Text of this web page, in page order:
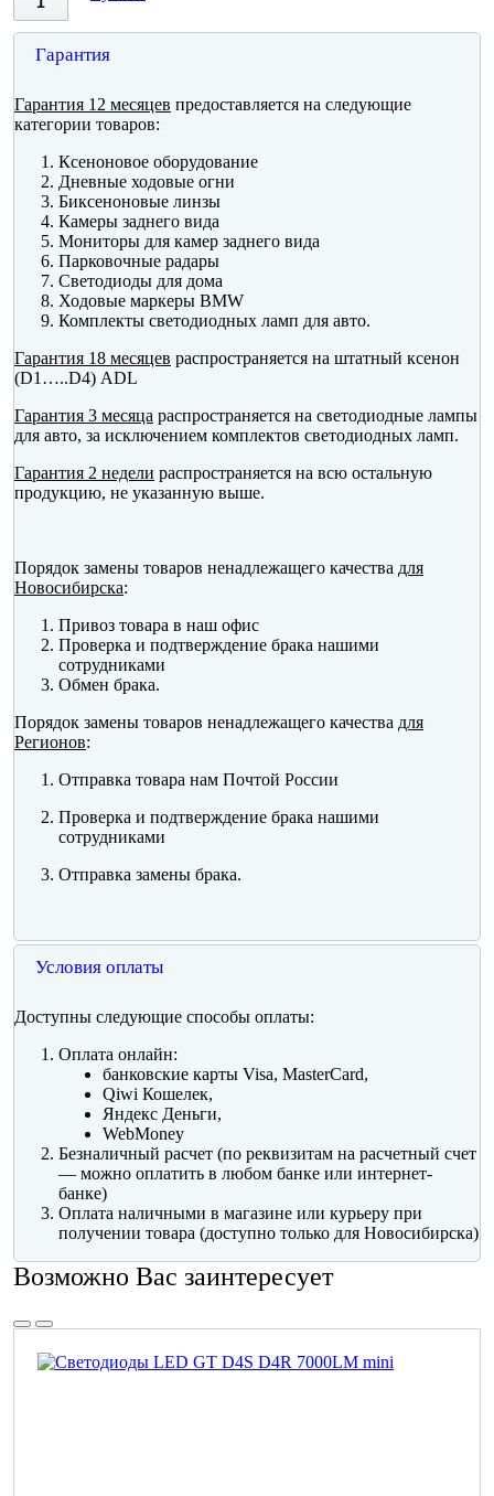
Гарантия
Гарантия 12 месяцев предоставляется на следующие
категории товаров:
Ксеноновое оборудование
Дневные ходовые огни
Биксеноновые линзы
Камеры заднего вида
Мониторы для камер заднего вида
Парковочные радары
Светодиоды для дома
Ходовые маркеры BMW
Комплекты светодиодных ламп для авто.
Гарантия 18 месяцев распространяется на штатный ксенон
(D1…..D4) ADL
Гарантия 3 месяца распространяется на светодиодные лампы
для авто, за исключением комплектов светодиодных ламп.
Гарантия 2 недели распространяется на всю остальную
продукцию, не указанную выше.
Порядок замены товаров ненадлежащего качества для
Новосибирска:
Привоз товара в наш офис
Проверка и подтверждение брака нашими
сотрудниками
Обмен брака.
Порядок замены товаров ненадлежащего качества для
Регионов:
Отправка товара нам Почтой России
Проверка и подтверждение брака нашими
сотрудниками
Отправка замены брака.
Условия оплаты
Доступны следующие способы оплаты:
Оплата онлайн:
банковские карты Visa, MasterCard,
Qiwi Кошелек,
Яндекс Деньги,
WebMoney
Безналичный расчет (по реквизитам на расчетный счет
— можно оплатить в любом банке или интернет-
банке)
Оплата наличными в магазине или курьеру при
получении товара (доступно только для Новосибирска)
Возможно Вас заинтересует